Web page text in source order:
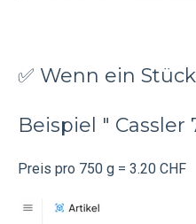
✅ Wenn ein
Beispiel " Cassler
Preis pro 750 g = 3.20 CHF